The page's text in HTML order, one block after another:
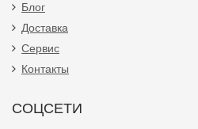
Блог
Доставка
Сервис
Контакты
СОЦСЕТИ